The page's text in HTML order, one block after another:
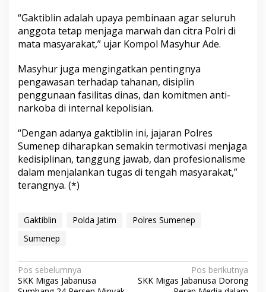
b
u
D
i
n
a
s
“Gaktiblin adalah upaya pembinaan agar seluruh
anggota tetap menjaga marwah dan citra Polri di
mata masyarakat,” ujar Kompol Masyhur Ade.
Masyhur juga mengingatkan pentingnya
pengawasan terhadap tahanan, disiplin
penggunaan fasilitas dinas, dan komitmen anti-
narkoba di internal kepolisian.
“Dengan adanya gaktiblin ini, jajaran Polres
Sumenep diharapkan semakin termotivasi menjaga
kedisiplinan, tanggung jawab, dan profesionalisme
dalam menjalankan tugas di tengah masyarakat,”
terangnya. (*)
Gaktiblin Polda Jatim
Polres Sumenep
Sumenep
N
Pos sebelumnya
SKK Migas Jabanusa
Pos berikutnya
SKK Migas Jabanusa Dorong